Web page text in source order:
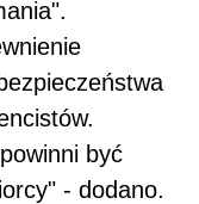
być
- dodano.